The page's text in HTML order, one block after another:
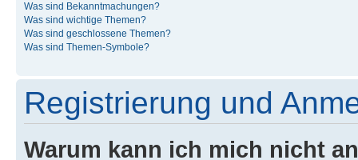
Was sind Bekanntmachungen?
Was sind wichtige Themen?
Was sind geschlossene Themen?
Was sind Themen-Symbole?
Registrierung und
Warum kann ich mich nicht